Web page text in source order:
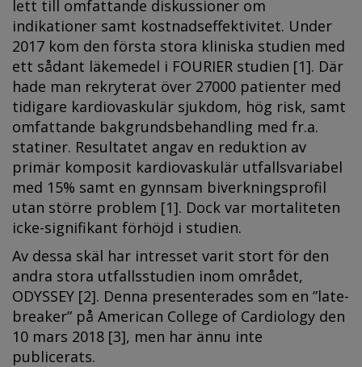
lett till omfattande diskussioner om
indikationer samt kostnadseffektivitet. Under
2017 kom den första stora kliniska studien med
ett sådant läkemedel i FOURIER studien [1]. Där
hade man rekryterat över 27000 patienter med
tidigare kardiovaskulär sjukdom, hög risk, samt
omfattande bakgrundsbehandling med fr.a.
statiner. Resultatet angav en reduktion av
primär komposit kardiovaskulär utfallsvariabel
med 15% samt en gynnsam biverkningsprofil
utan större problem [1]. Dock var mortaliteten
icke-signifikant förhöjd i studien.
Av dessa skäl har intresset varit stort för den
andra stora utfallsstudien inom området,
ODYSSEY [2]. Denna presenterades som en ”late-
breaker” på American College of Cardiology den
10 mars 2018 [3], men har ännu inte
publicerats.